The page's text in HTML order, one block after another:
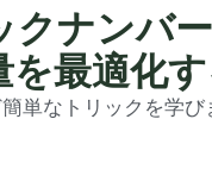
ナンバ
最適化
単なトリックを学び